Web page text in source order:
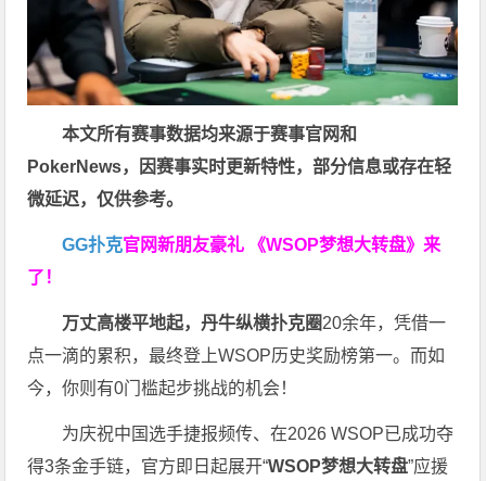
本文所有赛事数据均来源于赛事官网和
PokerNews，因赛事实时更新特性，部分信息或存在轻
微延迟，仅供参考。
GG扑克官网新朋友豪礼
《WSOP梦想大转盘》来
了！
万丈高楼平地起，丹牛纵横扑克圈20余年，凭借一
点一滴的累积，最终登上WSOP历史奖励榜第一。而如
今，你则有0门槛起步挑战的机会！
为庆祝中国选手捷报频传、在2026 WSOP已成功夺
得3条金手链，官方即日起展开“WSOP梦想大转盘”应援